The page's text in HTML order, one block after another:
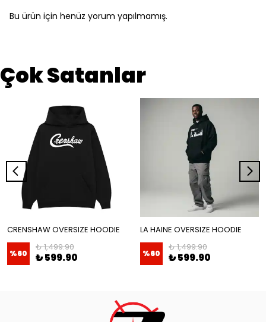
Bu ürün için henüz yorum yapılmamış.
Çok Satanlar
CRENSHAW OVERSIZE HOODIE
%60
₺ 1,499.90
₺ 599.90
LA HAINE OVERSIZE HOODIE
%60
₺ 1,499.90
₺ 599.90